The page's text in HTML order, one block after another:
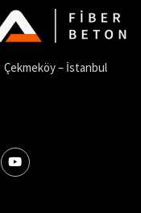
Çekmeköy – İstanbul